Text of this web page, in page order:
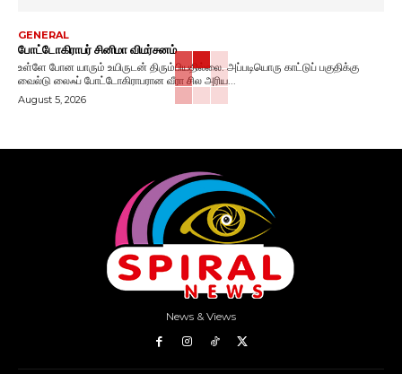
GENERAL
போட்டோகிராபர் சினிமா விமர்சனம்
உள்ளே போன யாரும் உயிருடன் திரும்பியதில்லை. அப்படியொரு காட்டுப் பகுதிக்கு
வைல்டு லைஃப் போட்டோகிராபரான வீரா சில அரிய...
August 5, 2026
News & Views